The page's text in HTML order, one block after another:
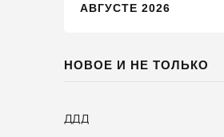
АВГУСТЕ 2026
НОВОЕ И НЕ ТОЛЬКО
ДДД